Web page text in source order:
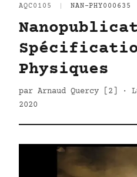
AQC0105 NAN-PHY000635
Physiques
par Arnaud Quercy [2] ·
2020